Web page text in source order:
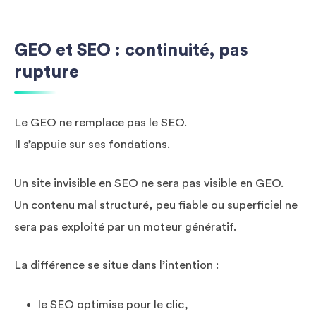
GEO et SEO : continuité, pas
rupture
Le GEO ne remplace pas le SEO.
Il s’appuie sur ses fondations.
Un site invisible en SEO ne sera pas visible en GEO.
Un contenu mal structuré, peu fiable ou superficiel ne
sera pas exploité par un moteur génératif.
La différence se situe dans l’intention :
le SEO optimise pour le clic,